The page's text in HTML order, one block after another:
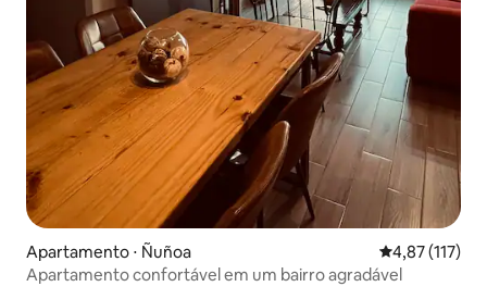
Apartamento ⋅ Ñuñoa 4,87 de uma
4,87 (117)
Apartamento confortável em um bairro agradável